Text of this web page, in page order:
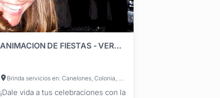
ANIMACION DE FIESTAS - VERONICA ARAUJO JAUME - PIZZA SING
Brinda servicios en: Canelones, Colonia, Durazno, Flores, Maldonado, Paysandú, Río Negro, Rivera, Rocha, Salto, San José, Soriano, Tacuarembó, Treinta y Tres, Lavalleja, Florida, Cerro Largo, Artigas, Montevideo
¡Dale vida a tus celebraciones con la